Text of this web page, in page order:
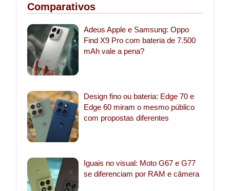
Comparativos
Adeus Apple e Samsung: Oppo
Find X9 Pro com bateria de 7.500
mAh vale a pena?
Design fino ou bateria: Edge 70 e
Edge 60 miram o mesmo público
com propostas diferentes
Iguais no visual: Moto G67 e G77
se diferenciam por RAM e câmera